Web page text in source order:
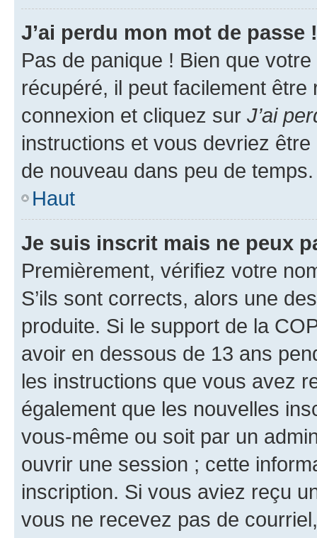
J’ai perdu mon mot de passe !
Pas de panique ! Bien que
récupéré, il peut facilement
connexion et cliquez sur J’ai
instructions et vous devriez
de nouveau dans peu de temps.
Haut
Je suis inscrit mais ne peux
Premièrement, vérifiez votre
S’ils sont corrects, alors une
produite. Si le support de la
avoir en dessous de 13 ans
les instructions que vous avez
également que les nouvelles
vous-même ou soit par un
ouvrir une session ; cette
inscription. Si vous aviez reçu
vous ne recevez pas de